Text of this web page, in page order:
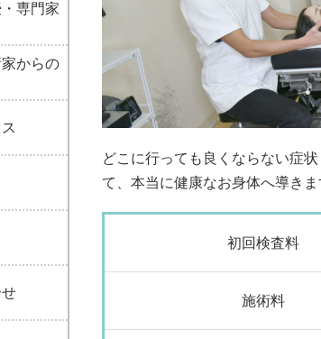
専門家
からの
どこに行っても良くならない症
て、本当に健康なお身体へ導きま
初回検査料
施術料